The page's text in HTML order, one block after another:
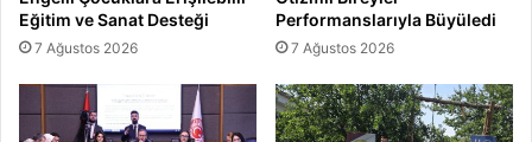
Eğitim ve Sanat Desteği
7 Ağustos 2026
Performanslarıyla Büyüledi
7 Ağustos 2026